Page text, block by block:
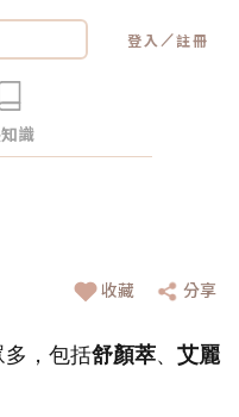
登入 ／註冊
識
收藏 分享
多，包括舒顏萃、 艾麗